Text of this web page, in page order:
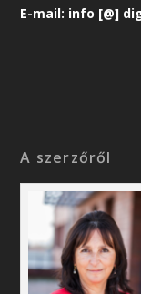
E-mail: info [@]
A szerzőről